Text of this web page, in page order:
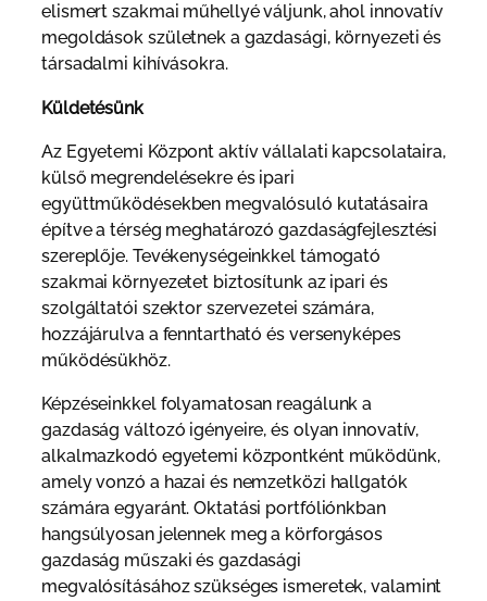
elismert szakmai műhellyé váljunk, ahol innovatív
megoldások születnek a gazdasági, környezeti és
társadalmi kihívásokra.
Küldetésünk
Az Egyetemi Központ aktív vállalati kapcsolataira,
külső megrendelésekre és ipari
együttműködésekben megvalósuló kutatásaira
építve a térség meghatározó gazdaságfejlesztési
szereplője. Tevékenységeinkkel támogató
szakmai környezetet biztosítunk az ipari és
szolgáltatói szektor szervezetei számára,
hozzájárulva a fenntartható és versenyképes
működésükhöz.
Képzéseinkkel folyamatosan reagálunk a
gazdaság változó igényeire, és olyan innovatív,
alkalmazkodó egyetemi központként működünk,
amely vonzó a hazai és nemzetközi hallgatók
számára egyaránt. Oktatási portfóliónkban
hangsúlyosan jelennek meg a körforgásos
gazdaság műszaki és gazdasági
megvalósításához szükséges ismeretek, valamint